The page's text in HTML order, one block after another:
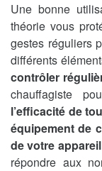
Une bonne
théorie vous
gestes réguliers
différents
contrôler
chauffagiste
l’efficacité de
équipement de
de votre appareil
répondre aux